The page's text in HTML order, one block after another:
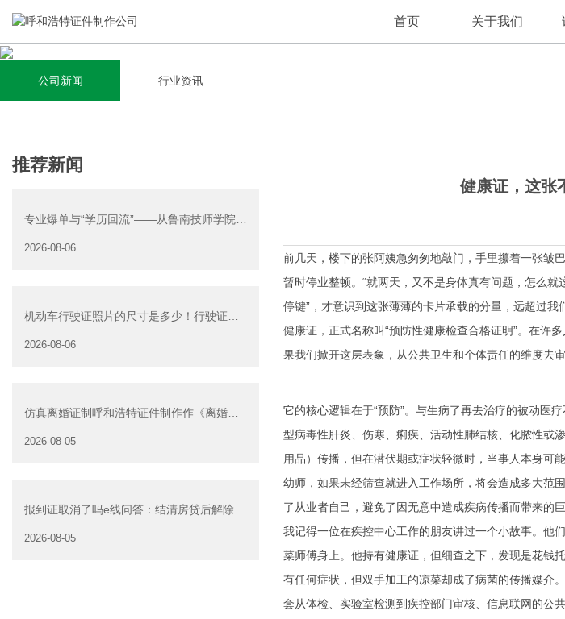
首页 关于我们
关于我们
集研发，设计，制造，安装于一体，多元化的定制需求，为上
千家企业提供过专业定制服务！
查看详情
新闻资讯
全自动流水线规模化生产，准时按期交货，年生产能力超过
40W万方米以上，拥有遍布全国的商务合作伙伴和较为完善的
查看详情
公司新闻 行业资讯
推荐新闻
专业爆单与“学历回流”——从鲁南技师学院透
2026-08-06
机动车行驶证照片的尺寸是多少！行驶证照
2026-08-06
仿真离婚证制呼和浩特证件制作作《离婚证
2026-08-05
报到证取消了吗e线问答：结清房贷后解除抵
2026-08-05
健康证，这张
前几天，楼下的张阿姨急匆匆地敲门，手里攥着一张皱
暂时停业整顿。“就两天，又不是身体真有问题，怎么
停键”，才意识到这张薄薄的卡片承载的分量，远超过我
健康证，正式名称叫“预防性健康检查合格证明”。在许
果我们掀开这层表象，从公共卫生和个体责任的维度去
它的核心逻辑在于“预防”。与生病了再去治疗的被动
型病毒性肝炎、伤寒、痢疾、活动性肺结核、化脓性
用品）传播，但在潜伏期或症状轻微时，当事人本身可
幼师，如果未经筛查就进入工作场所，将会造成多大范
了从业者自己，避免了因无意中造成疾病传播而带来的
我记得一位在疾控中心工作的朋友讲过一个小故事。他
菜师傅身上。他持有健康证，但细查之下，发现是花钱
有任何症状，但双手加工的凉菜却成了病菌的传播媒介
套从体检、实验室检测到疾控部门审核、信息联网的公